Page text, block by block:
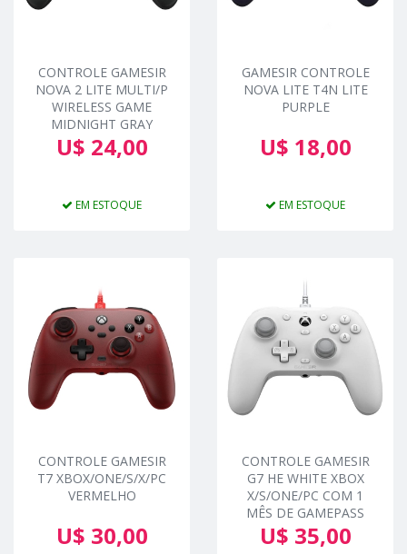
CONTROLE GAMESIR
NOVA 2 LITE MULTI/P
WIRELESS GAME
MIDNIGHT GRAY
U$ 24,00
EM ESTOQUE
GAMESIR CONTROLE
NOVA LITE T4N LITE
PURPLE
U$ 18,00
EM ESTOQUE
CONTROLE GAMESIR
T7 XBOX/ONE/S/X/PC
VERMELHO
U$ 30,00
CONTROLE GAMESIR
G7 HE WHITE XBOX
X/S/ONE/PC COM 1
MÊS DE GAMEPASS
U$ 35,00